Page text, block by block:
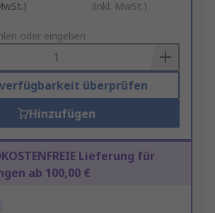
(inkl. MwSt.)
oder eingeben
überprüfen
Hinzufügen
Lieferung für
ab 100,00 €